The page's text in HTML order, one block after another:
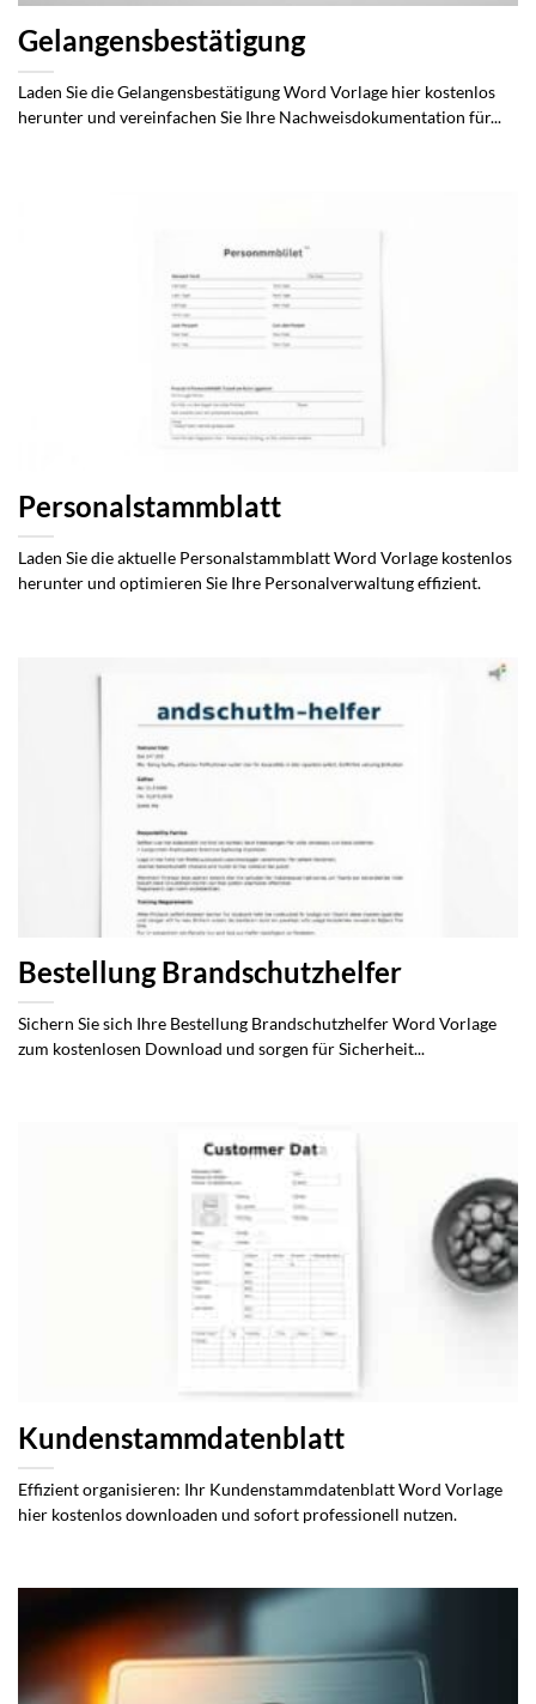
Gelangensbestätigung
Laden Sie die Gelangensbestätigung Word Vorlage hier kostenlos
herunter und vereinfachen Sie Ihre Nachweisdokumentation für...
Personalstammblatt
Laden Sie die aktuelle Personalstammblatt Word Vorlage kostenlos
herunter und optimieren Sie Ihre Personalverwaltung effizient.
Bestellung Brandschutzhelfer
Sichern Sie sich Ihre Bestellung Brandschutzhelfer Word Vorlage
zum kostenlosen Download und sorgen für Sicherheit...
Kundenstammdatenblatt
Effizient organisieren: Ihr Kundenstammdatenblatt Word Vorlage
hier kostenlos downloaden und sofort professionell nutzen.